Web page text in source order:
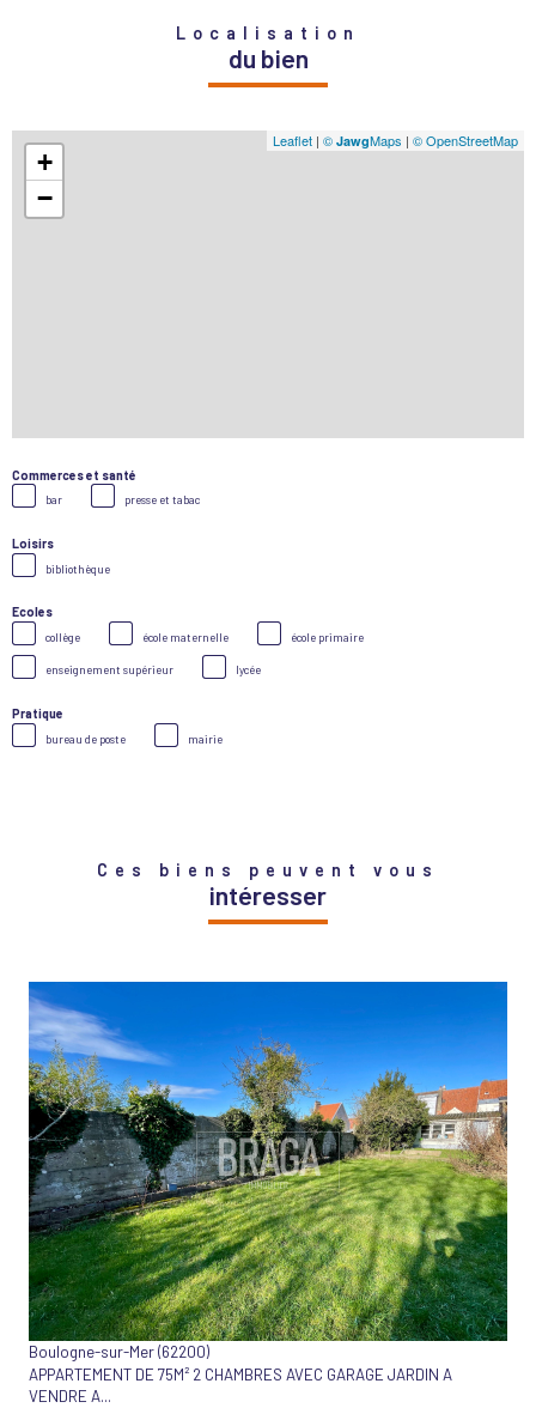
Localisation
du bien
+
−
Leaflet | © JawgMaps | © OpenStreetMap
Commerces et santé
bar presse et tabac
Loisirs
bibliothèque
Ecoles
collège école maternelle école primaire
enseignement supérieur lycée
Pratique
bureau de poste mairie
Ces biens peuvent vous
intéresser
VOIR LE BIEN
Boulogne-sur-Mer (62200)
APPARTEMENT DE 75M² 2 CHAMBRES AVEC GARAGE JARDIN A
VENDRE A...